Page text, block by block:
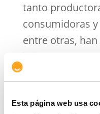
Esta página web usa
tanto
consumidoras
entre otras,
interés en el
infraestructuras
en un futuro la